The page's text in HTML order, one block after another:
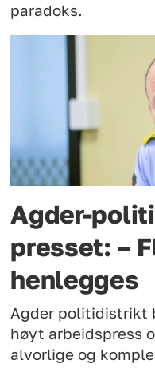
paradoks.
Agder-
presset: –
henlegges
Agder politidistrikt
høyt arbeidspress
alvorlige og